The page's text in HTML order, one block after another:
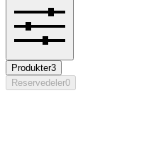
Produkter3
Reservedeler0